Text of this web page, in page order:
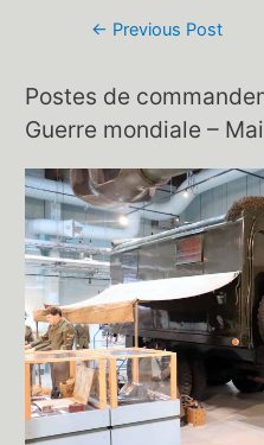
Post← Previous Post
Postes de
Guerre mondiale –